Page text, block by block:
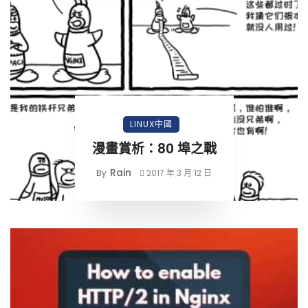
LINUX中國
漫畫賞析：80 埠之戰
By Rain 2017 年 3 月 12 日